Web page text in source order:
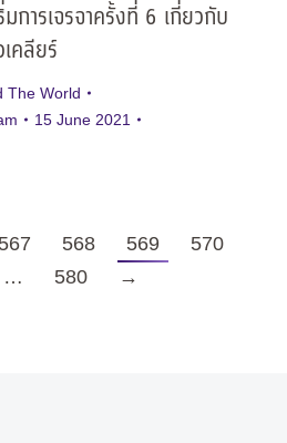
การเจรจาครั้งที่ 6 เกี่ยวกับ
คลียร์
The World
15 June 2021
567 568 569
570
… 580 →